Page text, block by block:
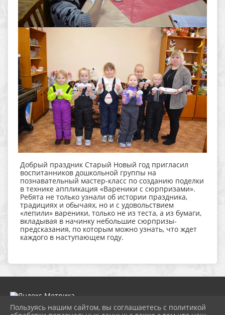
Добрый праздник Старый Новый год пригласил
воспитанников дошкольной группы на
познавательный мастер-класс по созданию поделки
в технике аппликация «Вареники с сюрпризами».
Ребята не только узнали об истории праздника,
традициях и обычаях, но и с удовольствием
«лепили» вареники, только не из теста, а из бумаги,
вкладывая в начинку небольшие сюрпризы-
предсказания, по которым можно узнать, что ждет
каждого в наступающем году.
Пользуясь нашим сайтом, вы соглашаетесь с политикой